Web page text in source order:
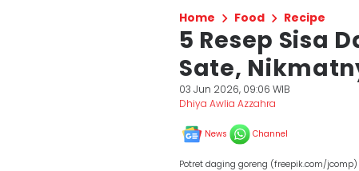
Home Food Recipe
5 Resep Sisa
Sate,
03 Jun 2026, 09:06 WIB
Dhiya Awlia Azzahra
News Channel
Potret daging goreng (freepik.com/jcomp)